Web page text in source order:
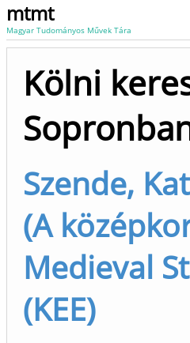
mtmt
Magyar Tudományos Művek Tára
Kölni
Szende,
(A
Medieval
(KEE)